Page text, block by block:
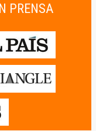
PRENSA